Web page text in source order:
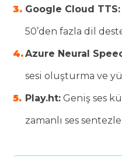
Google Cloud TTS:
50’den fazla dil
Azure Neural
sesi oluşturma ve
Play.ht: Geniş ses
zamanlı ses